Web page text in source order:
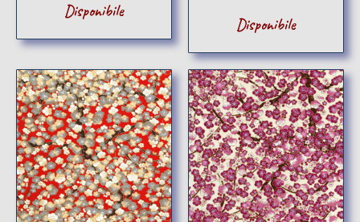
Disponibile
Disponibile